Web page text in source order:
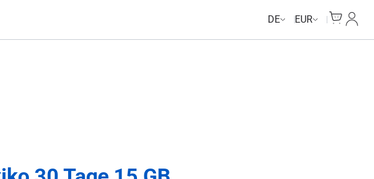
DE EUR
Mein